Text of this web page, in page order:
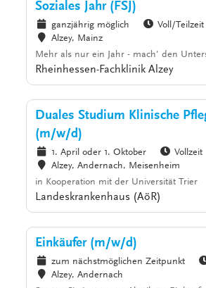
Soziales Jahr (FSJ)
ganzjährig möglich
Voll/Teilzeit
Alzey, Mainz
Mehr als nur ein Jahr - mach' den
Rheinhessen-Fachklinik Alzey
Duales Studium Klinische
(m/w/d)
1. April oder 1. Oktober
Vollzeit
Alzey, Andernach, Meisenheim
in Kooperation mit der Universität Trier
Landeskrankenhaus (AöR)
Einkäufer (m/w/d)
zum nächstmöglichen Zeitpunkt
Alzey, Andernach